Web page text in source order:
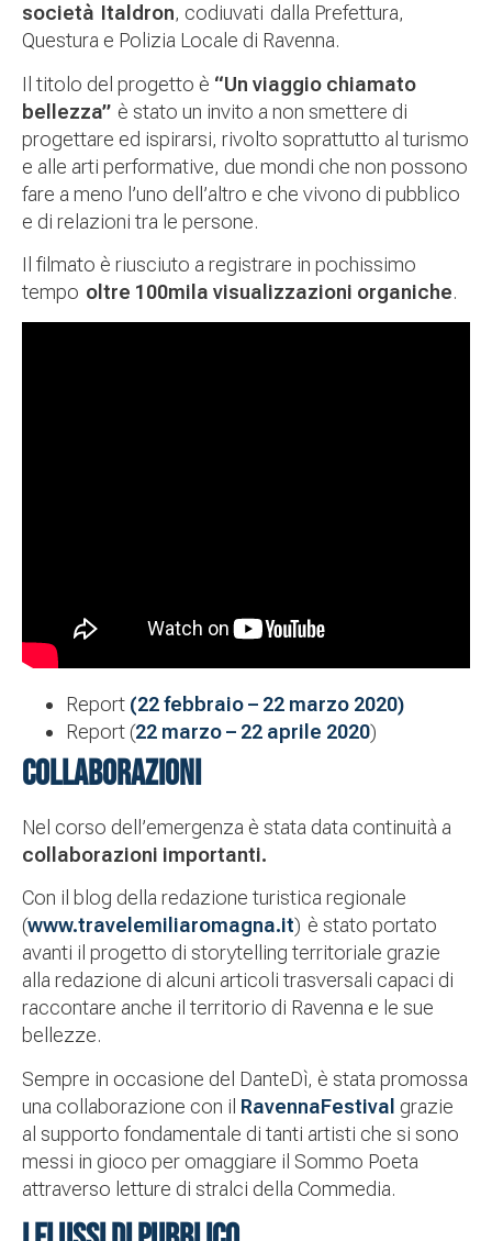
società Italdron, codiuvati dalla Prefettura,
Questura e Polizia Locale di Ravenna.
Il titolo del progetto è “Un viaggio chiamato
bellezza” è stato un invito a non smettere di
progettare ed ispirarsi, rivolto soprattutto al turismo
e alle arti performative, due mondi che non possono
fare a meno l’uno dell’altro e che vivono di pubblico
e di relazioni tra le persone.
Il filmato è riusciuto a registrare in pochissimo
tempo oltre 100mila visualizzazioni organiche.
Report (22 febbraio – 22 marzo 2020)
Report (22 marzo – 22 aprile 2020)
COLLABORAZIONI
Nel corso dell’emergenza è stata data continuità a
collaborazioni importanti.
Con il blog della redazione turistica regionale
(www.travelemiliaromagna.it) è stato portato
avanti il progetto di storytelling territoriale grazie
alla redazione di alcuni articoli trasversali capaci di
raccontare anche il territorio di Ravenna e le sue
bellezze.
Sempre in occasione del DanteDì, è stata promossa
una collaborazione con il RavennaFestival grazie
al supporto fondamentale di tanti artisti che si sono
messi in gioco per omaggiare il Sommo Poeta
attraverso letture di stralci della Commedia.